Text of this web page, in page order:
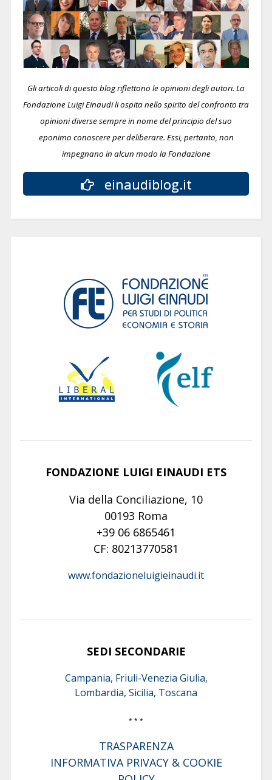
Gli articoli di questo blog riflettono le opinioni degli autori. La
Fondazione Luigi Einaudi li ospita nello spirito del confronto tra
opinioni diverse sempre in nome del principio del suo
eponimo conoscere per deliberare. Essi, pertanto, non
impegnano in alcun modo la Fondazione
einaudiblog.it
FONDAZIONE LUIGI EINAUDI ETS
Via della Conciliazione, 10
00193 Roma
+39 06 6865461
CF: 80213770581
www.fondazioneluigieinaudi.it
SEDI SECONDARIE
Campania, Friuli-Venezia Giulia,
Lombardia, Sicilia, Toscana
* * *
TRASPARENZA
INFORMATIVA PRIVACY & COOKIE